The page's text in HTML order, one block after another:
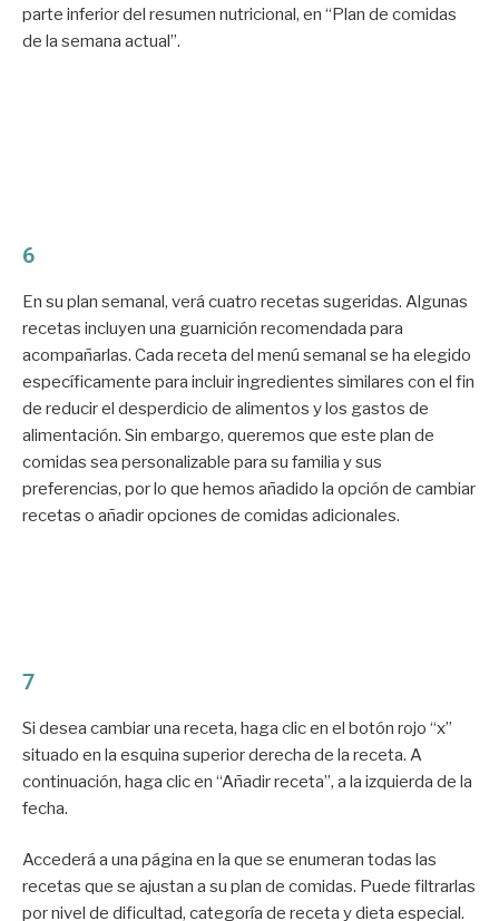
parte inferior del resumen nutricional, en “Plan de comidas
de la semana actual”.
6
En su plan semanal, verá cuatro recetas sugeridas. Algunas
recetas incluyen una guarnición recomendada para
acompañarlas. Cada receta del menú semanal se ha elegido
específicamente para incluir ingredientes similares con el fin
de reducir el desperdicio de alimentos y los gastos de
alimentación. Sin embargo, queremos que este plan de
comidas sea personalizable para su familia y sus
preferencias, por lo que hemos añadido la opción de cambiar
recetas o añadir opciones de comidas adicionales.
7
Si desea cambiar una receta, haga clic en el botón rojo “x”
situado en la esquina superior derecha de la receta. A
continuación, haga clic en “Añadir receta”, a la izquierda de la
fecha.
Accederá a una página en la que se enumeran todas las
recetas que se ajustan a su plan de comidas. Puede filtrarlas
por nivel de dificultad, categoría de receta y dieta especial.